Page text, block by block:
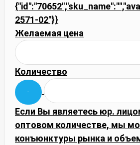
2571-02"}}
Желаемая цена
Количество
Если Вы являетесь юр.
оптовом количестве, мы
конъюнктуры рынка и